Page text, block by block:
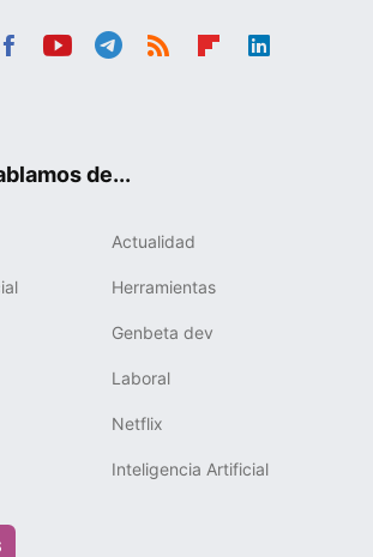
de...
Actualidad
Herramientas
Genbeta dev
Laboral
Netflix
Inteligencia Artificial